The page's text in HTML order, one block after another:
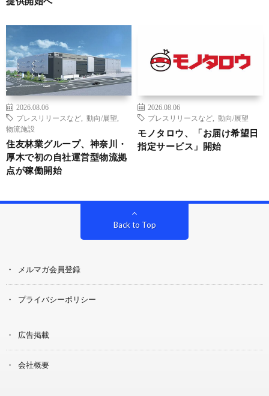
2026.08.06
プレスリリースなど
動向/展望
物流施設
住友林業グループ、神奈川・
厚木で初の自社運営型物流拠
点が稼働開始
2026.08.06
プレスリリースなど
動向/展望
モノタロウ、「お届け希望日
指定サービス」開始
Back to Top
メルマガ会員登録
プライバシーポリシー
広告掲載
会社概要